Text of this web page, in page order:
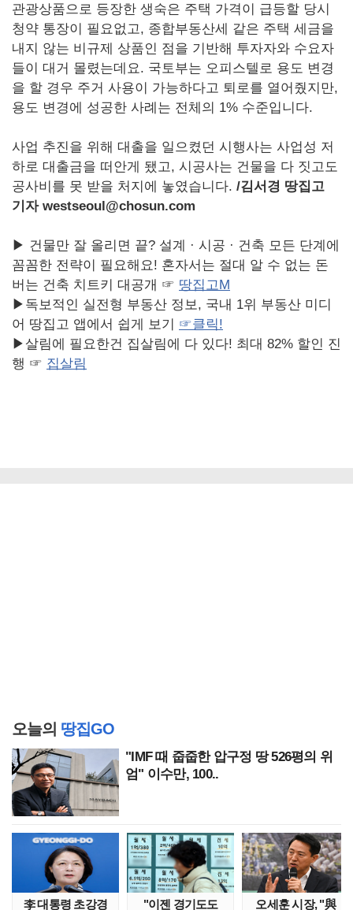
관광상품으로 등장한 생숙은 주택 가격이 급등할 당시
청약 통장이 필요없고, 종합부동산세 같은 주택 세금을
내지 않는 비규제 상품인 점을 기반해 투자자와 수요자
들이 대거 몰렸는데요. 국토부는 오피스텔로 용도 변경
을 할 경우 주거 사용이 가능하다고 퇴로를 열어줬지만,
용도 변경에 성공한 사례는 전체의 1% 수준입니다.
사업 추진을 위해 대출을 일으켰던 시행사는 사업성 저
하로 대출금을 떠안게 됐고, 시공사는 건물을 다 짓고도
공사비를 못 받을 처지에 놓였습니다. /김서경 땅집고
기자 westseoul@chosun.com
▶ 건물만 잘 올리면 끝? 설계 · 시공 · 건축 모든 단계에
꼼꼼한 전략이 필요해요! 혼자서는 절대 알 수 없는 돈
버는 건축 치트키 대공개 ☞ 땅집고M
▶독보적인 실전형 부동산 정보, 국내 1위 부동산 미디
어 땅집고 앱에서 쉽게 보기 ☞클릭!
▶살림에 필요한건 집살림에 다 있다! 최대 82% 할인 진
행 ☞ 집살림
오늘의 땅집GO
"IMF 때 줍줍한 압구정 땅 526평의 위
엄" 이수만, 100..
李 대통령 초강경 "이젠 경기도도 오세훈 시장, "與